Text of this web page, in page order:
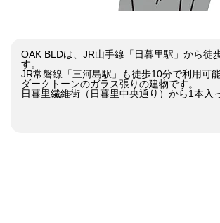
OAK BLDは、JR山手線「日暮里駅」から徒
す。
JR常磐線「三河島駅」も徒歩10分で利用可能
ダークトーンのガラス張りの建物です。
日暮里繊維街（日暮里中央通り）から1本入
徒歩1分の場所にコンビニがあるので気軽に
せん。